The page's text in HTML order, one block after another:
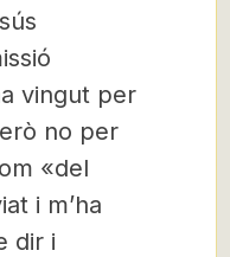
vingut per
no per
«del
i m’ha
dir i